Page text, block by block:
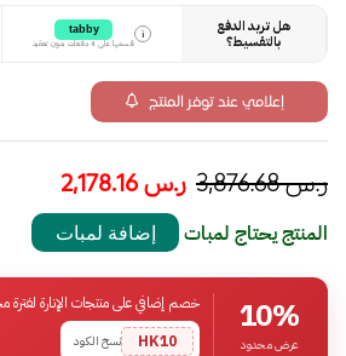
هل تريد الدفع
بالتقسيط؟
i
tabby
قسمها على 4 دفعات بدون تعقيد
إعلامي عند توفر المنتج
ر.س3,876.68 ر.س2,178.16
المنتج يحتاج لمبات إضافة لمبات
10%
عرض محدود
خصم إضافي على منتجات الإنارة لفترة
HK10
نسخ الكود